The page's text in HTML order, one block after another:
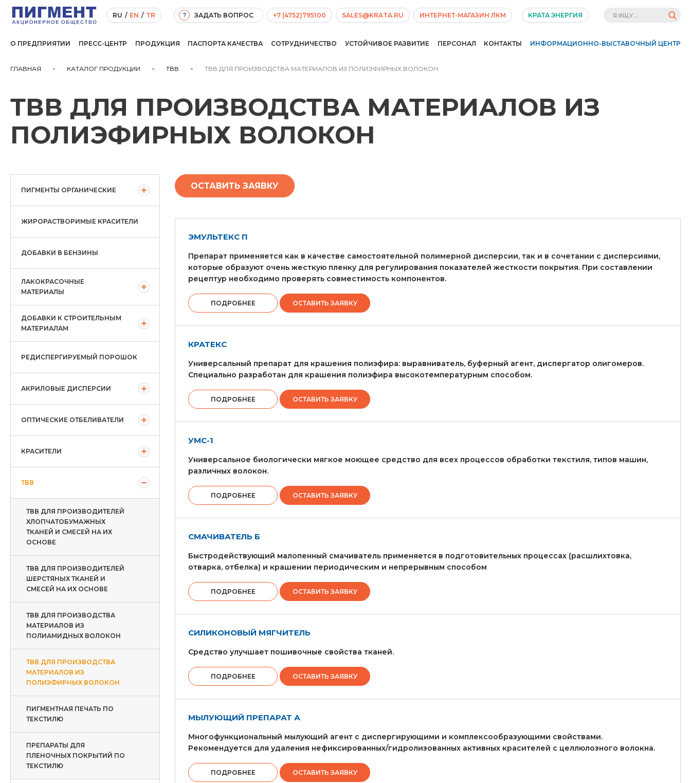
RU / EN / TR ? ЗАДАТЬ ВОПРОС +7 (4752)795100 SALES@KRATA.RU ИНТЕРНЕТ-МАГАЗИН ЛКМ КРАТА ЭНЕРГИЯ
О ПРЕДПРИЯТИИ ПРЕСС-ЦЕНТР ПРОДУКЦИЯ ПАСПОРТА КАЧЕСТВА СОТРУДНИЧЕСТВО УСТОЙЧИВОЕ РАЗВИТИЕ ПЕРСОНАЛ КОНТАКТЫ ИНФОРМАЦИОННО-ВЫСТАВОЧНЫЙ ЦЕНТР
ГЛАВНАЯ КАТАЛОГ ПРОДУКЦИИ ТВВ ТВВ ДЛЯ ПРОИЗВОДСТВА МАТЕРИАЛОВ ИЗ ПОЛИЭФИРНЫХ ВОЛОКОН
ТВВ ДЛЯ ПРОИЗВОДСТВА МАТЕРИАЛОВ ИЗ
ПОЛИЭФИРНЫХ ВОЛОКОН
ПИГМЕНТЫ ОРГАНИЧЕСКИЕ
ЖИРОРАСТВОРИМЫЕ КРАСИТЕЛИ
ДОБАВКИ В БЕНЗИНЫ
ЛАКОКРАСОЧНЫЕ
МАТЕРИАЛЫ
ДОБАВКИ К СТРОИТЕЛЬНЫМ
МАТЕРИАЛАМ
РЕДИСПЕРГИРУЕМЫЙ ПОРОШОК
АКРИЛОВЫЕ ДИСПЕРСИИ
ОПТИЧЕСКИЕ ОТБЕЛИВАТЕЛИ
КРАСИТЕЛИ
ТВВ
ТВВ ДЛЯ ПРОИЗВОДИТЕЛЕЙ
ХЛОПЧАТОБУМАЖНЫХ
ТКАНЕЙ И СМЕСЕЙ НА ИХ
ОСНОВЕ
ТВВ ДЛЯ ПРОИЗВОДИТЕЛЕЙ
ШЕРСТЯНЫХ ТКАНЕЙ И
СМЕСЕЙ НА ИХ ОСНОВЕ
ТВВ ДЛЯ ПРОИЗВОДСТВА
МАТЕРИАЛОВ ИЗ
ПОЛИАМИДНЫХ ВОЛОКОН
ТВВ ДЛЯ ПРОИЗВОДСТВА
МАТЕРИАЛОВ ИЗ
ПОЛИЭФИРНЫХ ВОЛОКОН
ПИГМЕНТНАЯ ПЕЧАТЬ ПО
ТЕКСТИЛЮ
ПРЕПАРАТЫ ДЛЯ
ПЛЕНОЧНЫХ ПОКРЫТИЙ ПО
ТЕКСТИЛЮ
ОСТАВИТЬ ЗАЯВКУ
ЭМУЛЬТЕКС П
Препарат применяется как в качестве самостоятельной полимерной дисперсии, так и в сочетании с дисперсиями,
которые образуют очень жесткую пленку для регулирования показателей жесткости покрытия. При составлении
рецептур необходимо проверять совместимость компонентов.
ПОДРОБНЕЕ ОСТАВИТЬ ЗАЯВКУ
КРАТЕКС
Универсальный препарат для крашения полиэфира: выравниватель, буферный агент, диспергатор олигомеров.
Специально разработан для крашения полиэфира высокотемпературным способом.
ПОДРОБНЕЕ ОСТАВИТЬ ЗАЯВКУ
УМС-1
Универсальное биологически мягкое моющее средство для всех процессов обработки текстиля, типов машин,
различных волокон.
ПОДРОБНЕЕ ОСТАВИТЬ ЗАЯВКУ
СМАЧИВАТЕЛЬ Б
Быстродействующий малопенный смачиватель применяется в подготовительных процессах (расшлихтовка,
отварка, отбелка) и крашении периодическим и непрерывным способом
ПОДРОБНЕЕ ОСТАВИТЬ ЗАЯВКУ
СИЛИКОНОВЫЙ МЯГЧИТЕЛЬ
Средство улучшает пошивочные свойства тканей.
ПОДРОБНЕЕ ОСТАВИТЬ ЗАЯВКУ
МЫЛУЮЩИЙ ПРЕПАРАТ А
Многофункциональный мылующий агент с диспергирующими и комплексообразующими свойствами.
Рекомендуется для удаления нефиксированных/гидролизованных активных красителей с целлюлозного волокна.
ПОДРОБНЕЕ ОСТАВИТЬ ЗАЯВКУ